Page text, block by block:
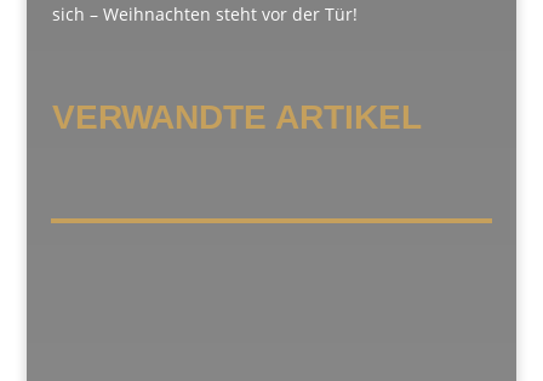
sich – Weihnachten steht vor der Tür!
VERWANDTE ARTIKEL